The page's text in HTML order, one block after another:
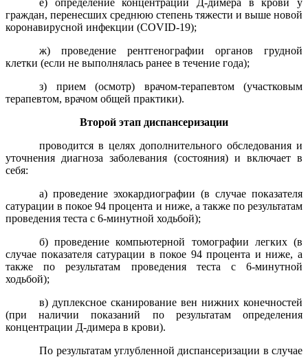
граждан, перенесших среднюю степень тяжести и выше новой
коронавирусной инфекции (COVID-19);
ж) проведение рентгенографии органов грудной
клетки (если не выполнялась ранее в течение года);
з) прием (осмотр) врачом-терапевтом (участковым
терапевтом, врачом общей практики).
Второй этап диспансеризации
проводится в целях дополнительного обследования и
уточнения диагноза заболевания (состояния) и включает в
себя:
а) проведение эхокардиографии (в случае показателя
сатурации в покое 94 процента и ниже, а также по результатам
проведения теста с 6-минутной ходьбой);
б) проведение компьютерной томографии легких (в
случае показателя сатурации в покое 94 процента и ниже, а
также по результатам проведения теста с 6-минутной
ходьбой);
в) дуплексное сканирование вен нижних конечностей
(при наличии показаний по результатам определения
концентрации Д-димера в крови).
По результатам углубленной диспансеризации в случае